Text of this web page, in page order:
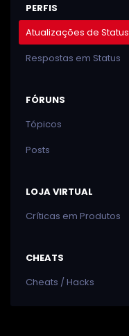
PERFIS
Atualizações de Status
Respostas em Status
FÓRUNS
Tópicos
Posts
LOJA VIRTUAL
Críticas em Produtos
CHEATS
Cheats / Hacks